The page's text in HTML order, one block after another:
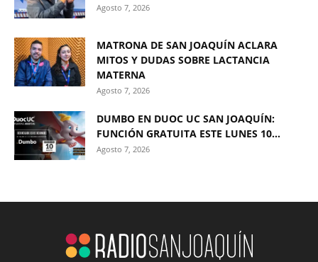
Agosto 7, 2026
MATRONA DE SAN JOAQUÍN ACLARA
MITOS Y DUDAS SOBRE LACTANCIA
MATERNA
Agosto 7, 2026
DUMBO EN DUOC UC SAN JOAQUÍN:
FUNCIÓN GRATUITA ESTE LUNES 10...
Agosto 7, 2026